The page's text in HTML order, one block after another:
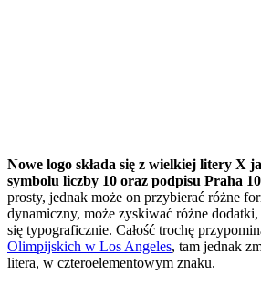
Nowe logo składa się z wielkiej litery X
symbolu liczby 10 oraz podpisu Praha
prosty, jednak może on przybierać różne
dynamiczny, może zyskiwać różne dodatki,
się typograficznie. Całość trochę
Olimpijskich w Los Angeles, tam jednak
litera, w czteroelementowym znaku.